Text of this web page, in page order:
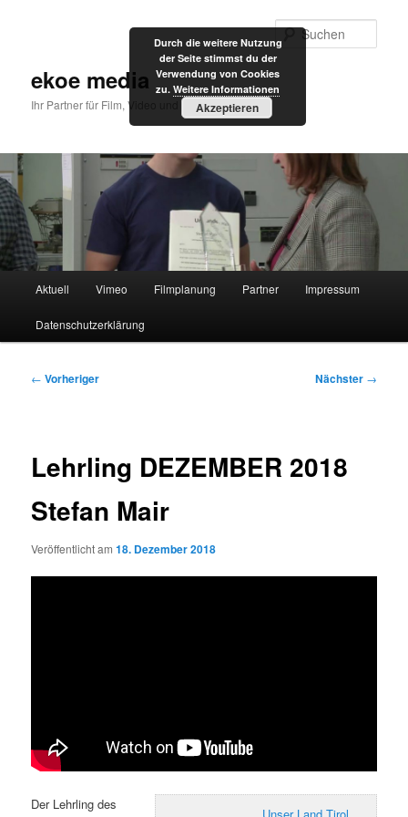
ekoe media
Ihr Partner für Film, Video und Internet
Aktuell Vimeo Filmplanung Partner Impressum
Datenschutzerklärung
Beitragsnavigation
← Vorheriger Nächster →
Lehrling DEZEMBER 2018
Stefan Mair
Veröffentlicht am18. Dezember 2018
Unser Land Tirol
Der Lehrling des
Durch die weitere Nutzung
der Seite stimmst du der
Verwendung von Cookies
zu. Weitere Informationen
Akzeptieren